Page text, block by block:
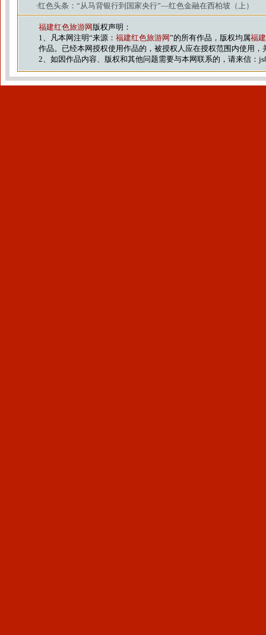
·红色头条：“从马背银行到国家央行”—红色金融在西柏坡（上）
福建红色旅游网 版权声明：
1、凡本网注明“来源： 福建红色旅游网”的所有作品，版权均属福
作品。已经本网授权使用作品的，被授权人应在授权范围内使用，
2、如因作品内容、版权和其他问题需要与本网联系的，请来信：